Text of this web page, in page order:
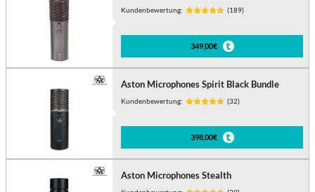
Kundenbewertung: (189)
349,00€
Aston Microphones Spirit Black Bundle
Kundenbewertung: (32)
398,00€
Aston Microphones Stealth